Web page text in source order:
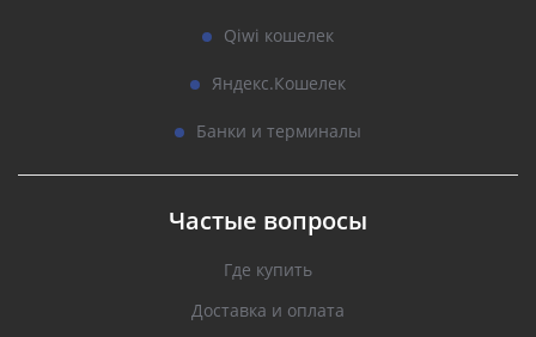
Qiwi кошелек
Яндекс.Кошелек
Банки и терминалы
Частые вопросы
Где купить
Доставка и оплата